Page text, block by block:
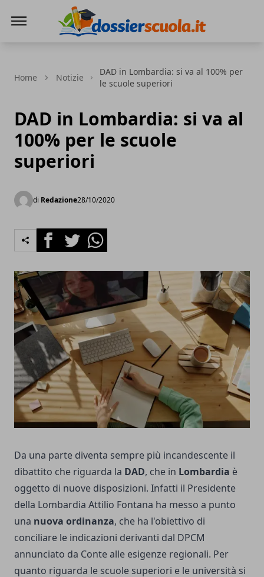
Home Notizie
DAD in Lombardia: si va al 100% per
le scuole superiori
DAD in Lombardia: si va al
100% per le scuole
superiori
di Redazione28/10/2020
FacebookTwitterWhatsapp
Da una parte diventa sempre più incandescente il
dibattito che riguarda la DAD, che in Lombardia è
oggetto di nuove disposizioni. Infatti il Presidente
della Lombardia Attilio Fontana ha messo a punto
una nuova ordinanza, che ha l'obiettivo di
conciliare le indicazioni derivanti dal DPCM
annunciato da Conte alle esigenze regionali. Per
quanto riguarda le scuole superiori e le università si